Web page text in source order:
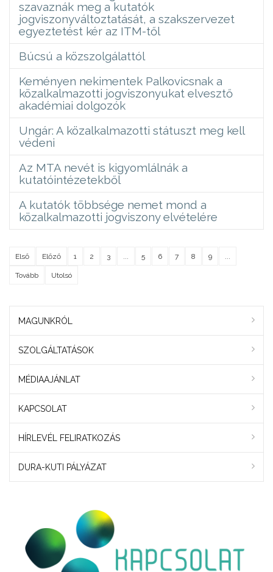
szavaznák meg a kutatók
jogviszonyváltoztatását, a szakszervezet
egyeztetést kér az ITM-től
Búcsú a közszolgálattól
Keményen nekimentek Palkovicsnak a
közalkalmazotti jogviszonyukat elvesztő
akadémiai dolgozók
Ungár: A közalkalmazotti státuszt meg kell
védeni
Az MTA nevét is kigyomlálnák a
kutatóintézetekből
A kutatók többsége nemet mond a
közalkalmazotti jogviszony elvételére
Első Előző 1 2 3 5 6 7 8 9
Tovább Utolsó
MAGUNKRÓL
SZOLGÁLTATÁSOK
MÉDIAAJÁNLAT
KAPCSOLAT
HÍRLEVÉL FELIRATKOZÁS
DURA-KUTI PÁLYÁZAT